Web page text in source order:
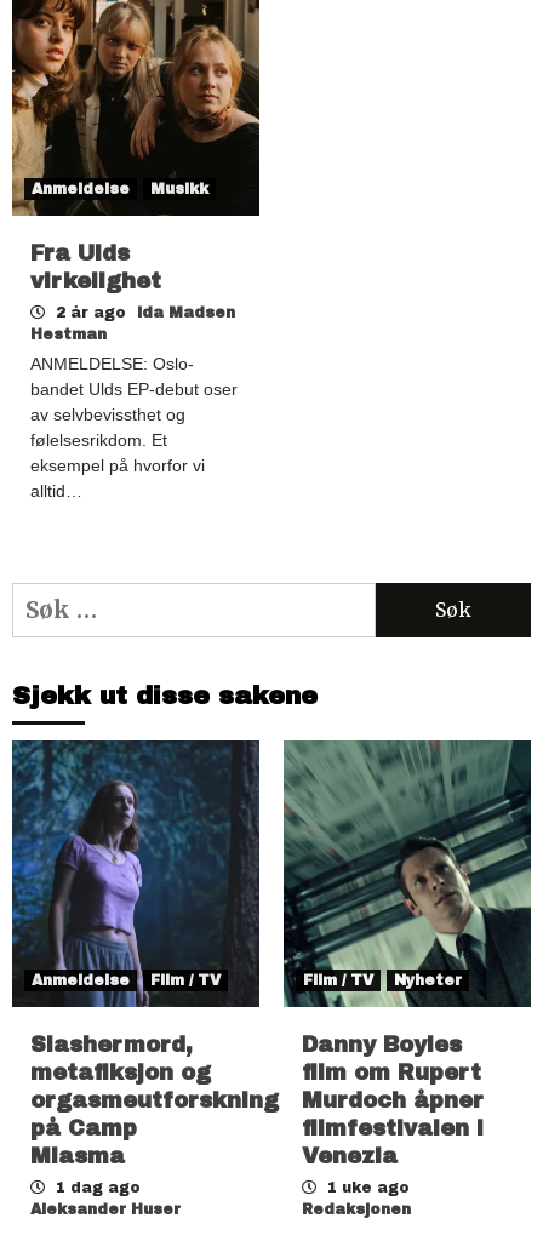
Anmeldelse Musikk
Fra Ulds
virkelighet
2 år ago
Ida Madsen
Hestman
ANMELDELSE: Oslo-
bandet Ulds EP-debut oser
av selvbevissthet og
følelsesrikdom. Et
eksempel på hvorfor vi
alltid…
Søk
etter:
Sjekk ut disse sakene
Anmeldelse Film / TV
Slashermord,
metafiksjon og
orgasmeutforskning
på Camp
Miasma
1 dag ago
Aleksander Huser
Film / TV Nyheter
Danny Boyles
film om Rupert
Murdoch åpner
filmfestivalen i
Venezia
1 uke ago
Redaksjonen